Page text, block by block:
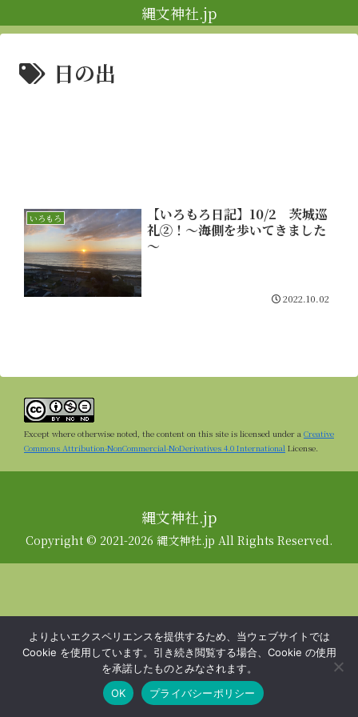
縄文神社.jp
日の出
いろもろ
【いろもろ日記】10/2 茨城巡
礼②！～海側を歩いてきました
～
2022.10.02
Except where otherwise noted, the content on this site is licensed under a Creative
Commons Attribution-NonCommercial-NoDerivatives 4.0 International License.
縄文神社.jp
Copyright © 2021-2026 縄文神社.jp All Rights Reserved.
ホーム 検索 トップ
よりよいエクスペリエンスを提供するため、当ウェブサイトでは
Cookie を使用しています。引き続き閲覧する場合、Cookie の使用
を承諾したものとみなされます。
OK
プライバシーポリシー